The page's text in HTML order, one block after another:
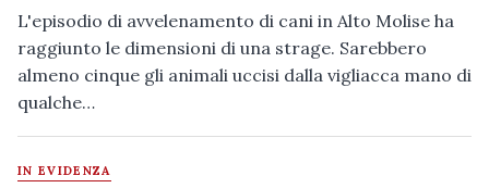
L'episodio di avvelenamento di cani in Alto Molise ha
raggiunto le dimensioni di una strage. Sarebbero
almeno cinque gli animali uccisi dalla vigliacca mano di
qualche…
IN EVIDENZA